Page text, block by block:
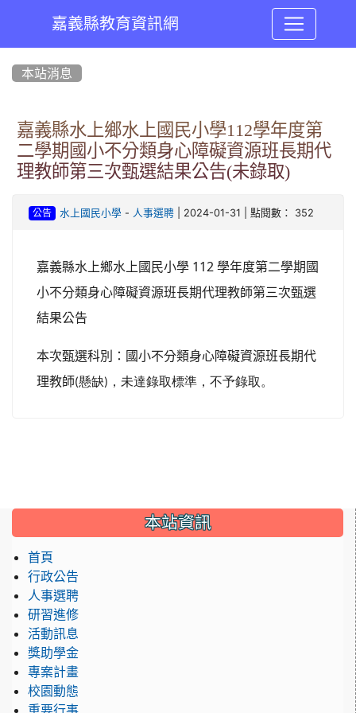
嘉義縣教育資訊網
本站消息
嘉義縣水上鄉水上國民小學112學年度第
二學期國小不分類身心障礙資源班長期代
理教師第三次甄選結果公告(未錄取)
公告 水上國民小學- 人事選聘| 2024-01-31 | 點閱數： 352
嘉義縣水上鄉水上國民小學 112學年度第二學期國
小不分類身心障礙資源班長期代理教師第三次甄選
結果公告
本次甄選科別：國小不分類身心障礙資源班長期代
理教師(懸缺) ，未達錄取標準，不予錄取。
::: 本站資訊
首頁
行政公告
人事選聘
研習進修
活動訊息
獎助學金
專案計畫
校園動態
重要行事